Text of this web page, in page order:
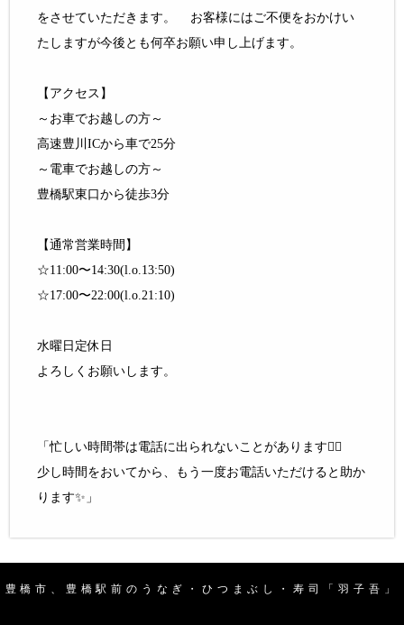
をさせていただきます。 お客様にはご不便をおかけい
たしますが今後とも何卒お願い申し上げます。
【アクセス】
～お車でお越しの方～
高速豊川ICから車で25分
～電車でお越しの方～
豊橋駅東口から徒歩3分
【通常営業時間】
☆11:00〜14:30(l.o.13:50)
☆17:00〜22:00(l.o.21:10)
水曜日定休日
よろしくお願いします。
「忙しい時間帯は電話に出られないことがあります🙇‍♂️
少し時間をおいてから、もう一度お電話いただけると助か
ります✨」
豊橋市、豊橋駅前のうなぎ・ひつまぶし・寿司「羽子吾」